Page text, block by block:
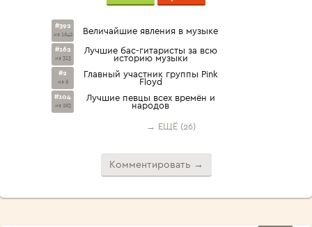
#392
из 1642 Величайшие явления в музыке
#162
из 313
Лучшие бас-гитаристы за всю
историю музыки
#2
из 6
Главный участник группы Pink
Floyd
#104
из 263
Лучшие певцы всех времён и
народов
→ ЕЩЁ (26)
Комментировать →